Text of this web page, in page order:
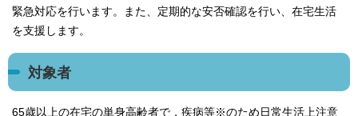
緊急対応を行います。また、定期的な安否確認を行い、在宅生活
を支援します。
対象者
65歳以上の在宅の単身高齢者で，疾病等※のため日常生活上注意